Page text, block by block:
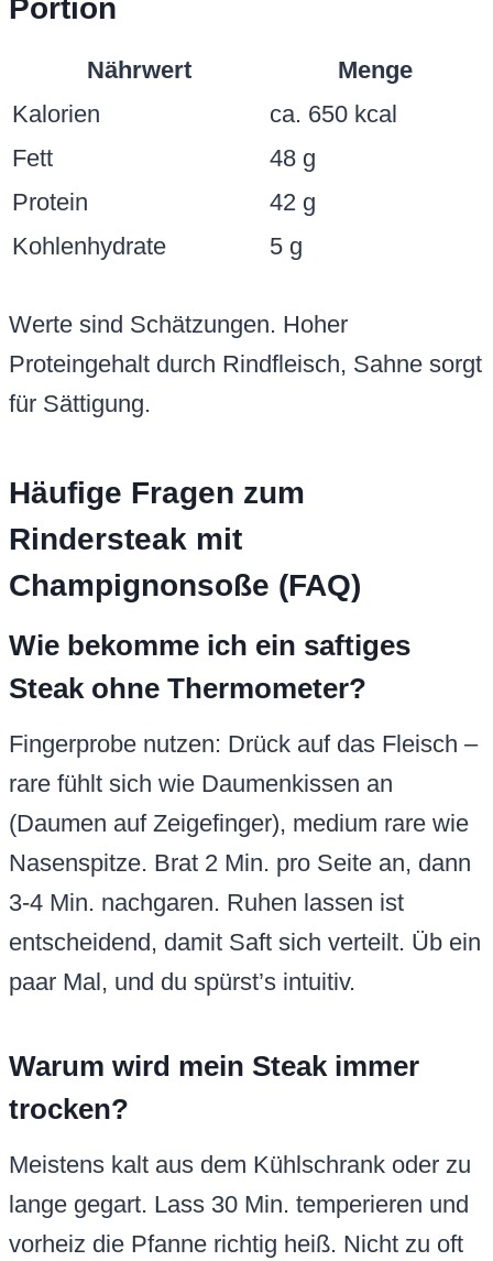
Portion
Nährwert
Menge
Kalorien
ca. 650 kcal
Fett
48 g
Protein
42 g
Kohlenhydrate
5 g
Werte sind Schätzungen. Hoher
Proteingehalt durch Rindfleisch, Sahne sorgt
für Sättigung.
Häufige Fragen zum
Rindersteak mit
Champignonsoße (FAQ)
Wie bekomme ich ein saftiges
Steak ohne Thermometer?
Fingerprobe nutzen: Drück auf das Fleisch –
rare fühlt sich wie Daumenkissen an
(Daumen auf Zeigefinger), medium rare wie
Nasenspitze. Brat 2 Min. pro Seite an, dann
3-4 Min. nachgaren. Ruhen lassen ist
entscheidend, damit Saft sich verteilt. Üb ein
paar Mal, und du spürst’s intuitiv.
Warum wird mein Steak immer
trocken?
Meistens kalt aus dem Kühlschrank oder zu
lange gegart. Lass 30 Min. temperieren und
vorheiz die Pfanne richtig heiß. Nicht zu oft